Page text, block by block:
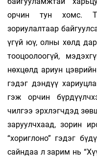
орчин тун хомс.
зориулалтаар
үгүй юү, олны хөлд
тооцоолоогүй,
нөхцөлд ариун
гэдэг дэндүү
гэж орчин
чилгээ эрхлэгчдэд
заруулчхаад, зорин
“хориглоно” гэдэг
сайндаа л зарим нь